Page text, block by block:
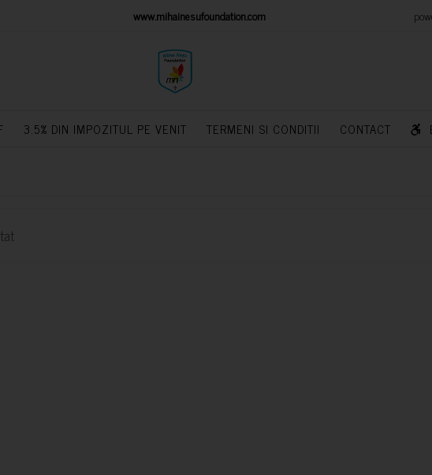
PLATFORM www.mihainesufoundation.com powered by
3.5% DIN IMPOZITUL PE VENIT TERMENI SI CONDITII CONTACT